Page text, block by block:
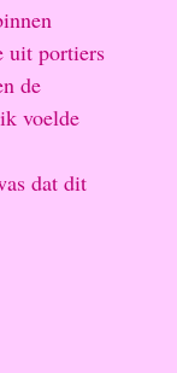
uit portiers
de
voelde
dat dit